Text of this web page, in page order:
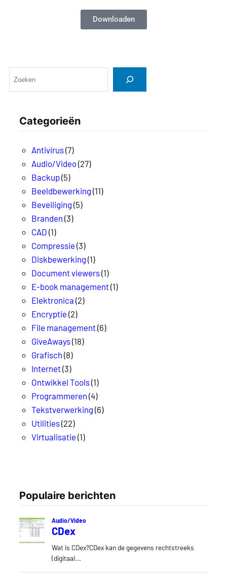
Downloaden
Categorieën
Antivirus(7)
Audio/Video(27)
Backup(5)
Beeldbewerking (11)
Beveiliging (5)
Branden (3)
CAD (1)
Compressie (3)
Diskbewerking (1)
Document viewers(1)
E-book management(1)
Elektronica (2)
Encryptie (2)
File management(6)
GiveAways(18)
Grafisch (8)
Internet(3)
Ontwikkel Tools(1)
Programmeren (4)
Tekstverwerking (6)
Utilities(22)
Virtualisatie (1)
Populaire berichten